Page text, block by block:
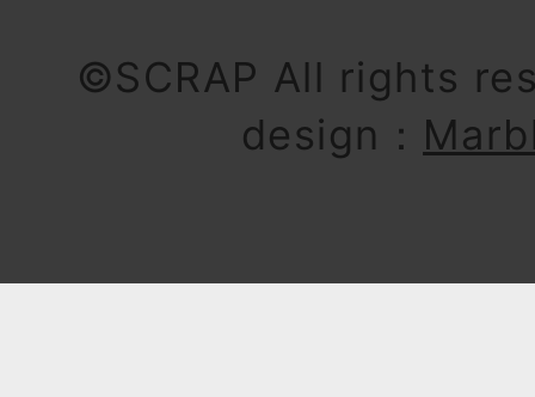
©SCRAP All rights
design：